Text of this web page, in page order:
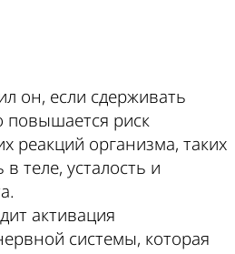
он, если сдерживать
повышается риск
реакций организма, таких
теле, усталость и
активация
системы, которая